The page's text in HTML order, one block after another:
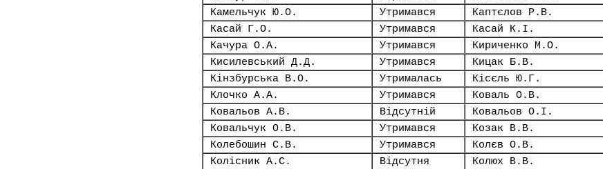
Камельчук Ю.О.
Утримався Каптєлов Р.В.
Касай Г.О.
Утримався Касай К.І.
Качура О.А.
Утримався Кириченко М.О.
Кисилевський Д.Д.
Утримався Кицак Б.В.
Кінзбурська В.О.
Утрималась Кісєль Ю.Г.
Клочко А.А.
Утримався Коваль О.В.
Ковальов А.В.
Відсутній Ковальов О.І.
Ковальчук О.В.
Утримався Козак В.В.
Колебошин С.В.
Утримався Колєв О.В.
Колісник А.С.
Відсутня Колюх В.В.